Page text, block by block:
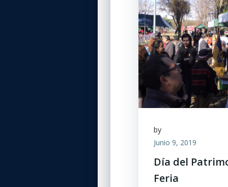
by
Junio 9, 2019
Día del
Feria